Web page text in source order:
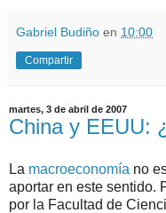
Gabriel Budiño en 10:00
Compartir
martes, 3 de abril de 2007
China y EEUU:
La macroeconomía no
aportar en este sentido.
por la Facultad de